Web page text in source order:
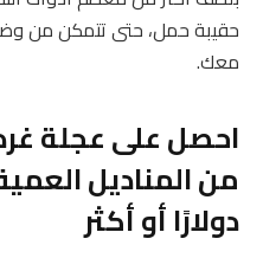
حقيبة حمل، حتى تتمكن من
معك.
احصل على عجلة
دولارًا أو أكثر